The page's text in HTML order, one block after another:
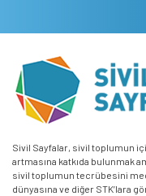
Sivil Sayfalar, sivil toplumun
artmasına katkıda bulunmak
sivil toplumun tecrübesini
dünyasına ve diğer STK’lara